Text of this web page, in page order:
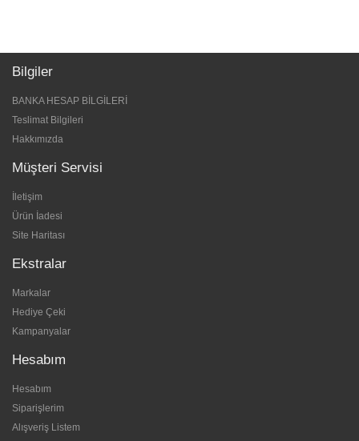
Bilgiler
BANKA HESAP BİLGİLERİ
Teslimat Bilgileri
Hakkımızda
Müşteri Servisi
İletişim
Ürün İadesi
Site Haritası
Ekstralar
Markalar
Hediye Çeki
Kampanyalar
Hesabım
Hesabım
Siparişlerim
Alışveriş Listem